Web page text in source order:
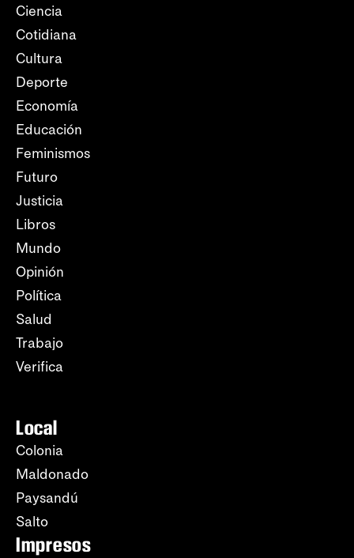
Ciencia
Cotidiana
Cultura
Deporte
Economía
Educación
Feminismos
Futuro
Justicia
Libros
Mundo
Opinión
Política
Salud
Trabajo
Verifica
Local
Colonia
Maldonado
Paysandú
Salto
Impresos